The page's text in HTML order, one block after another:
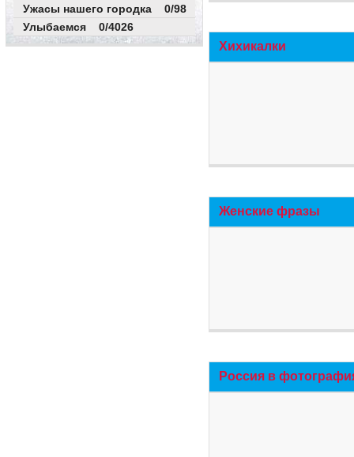
Ужасы нашего городка 0/98
Улыбаемся 0/4026
Хихикалки
Женские фразы
Россия в